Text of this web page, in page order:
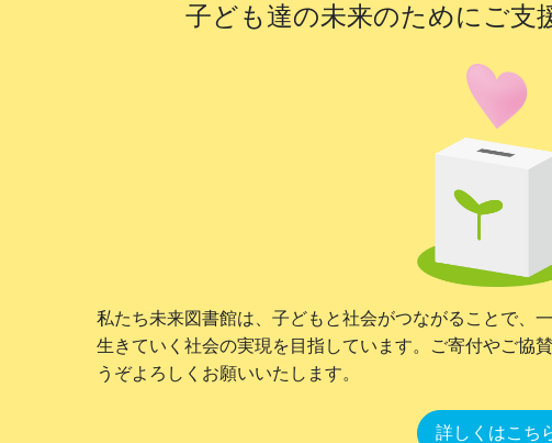
子ども達の未来のために ご支
私たち未来図書館は、子どもと社会がつながることで、
生きていく社会の実現を目指しています。ご寄付やご協
うぞよろしくお願いいたします。
詳しくはこち